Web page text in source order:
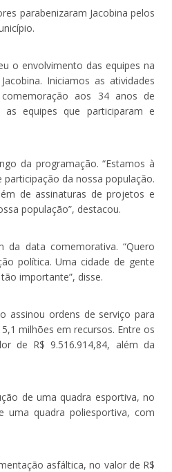
parabenizaram Jacobina pelos
o envolvimento das equipes na
Iniciamos as atividades
aos 34 anos de
equipes que participaram e
da programação. “Estamos à
da nossa população.
de assinaturas de projetos e
população”, destacou.
da data comemorativa. “Quero
política. Uma cidade de gente
importante”, disse.
assinou ordens de serviço para
milhões em recursos. Entre os
de R$ 9.516.914,84, além da
de uma quadra esportiva, no
uma quadra poliesportiva, com
asfáltica, no valor de R$